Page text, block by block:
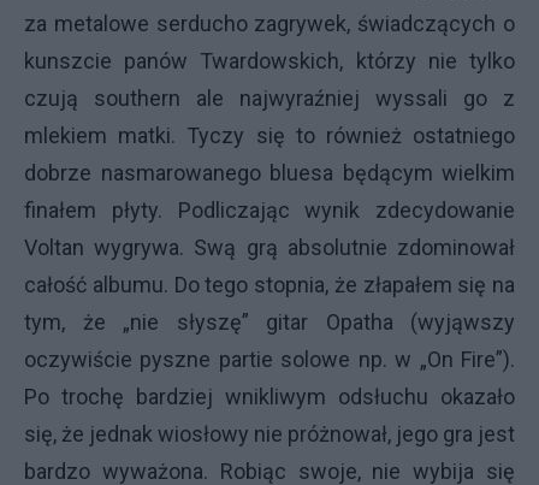
za metalowe serducho zagrywek, świadczących o
kunszcie panów Twardowskich, którzy nie tylko
czują southern ale najwyraźniej wyssali go z
mlekiem matki. Tyczy się to również ostatniego
dobrze nasmarowanego bluesa będącym wielkim
finałem płyty. Podliczając wynik zdecydowanie
Voltan wygrywa. Swą grą absolutnie zdominował
całość albumu. Do tego stopnia, że złapałem się na
tym, że „nie słyszę” gitar Opatha (wyjąwszy
oczywiście pyszne partie solowe np. w „On Fire”).
Po trochę bardziej wnikliwym odsłuchu okazało
się, że jednak wiosłowy nie próżnował, jego gra jest
bardzo wyważona. Robiąc swoje, nie wybija się